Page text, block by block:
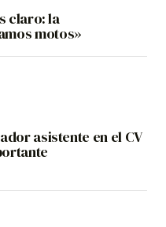
claro: la
motos»
asistente en el CV